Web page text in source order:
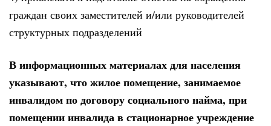
граждан своих заместителей и/или руководителей
структурных подразделений
В информационных материалах для населения
указывают, что жилое помещение, занимаемое
инвалидом по договору социального найма, при
помещении инвалида в стационарное учреждение